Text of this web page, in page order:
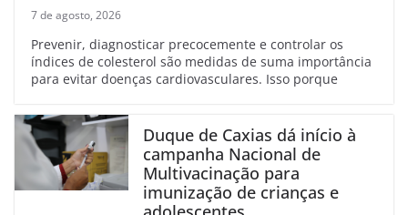
7 de agosto, 2026
Prevenir, diagnosticar precocemente e controlar os
índices de colesterol são medidas de suma importância
para evitar doenças cardiovasculares. Isso porque
Duque de Caxias dá início à
campanha Nacional de
Multivacinação para
imunização de crianças e